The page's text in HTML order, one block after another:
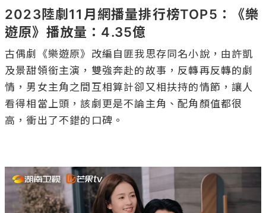
2023陸劇11月網播量排行榜TOP5：《樂
遊原》播放量：4.35億
古偶劇《樂遊原》改編自匪我思存同名小說，由許凱
及景甜領銜主演，雙強奔赴的故事，反轉再反轉的劇
情，男女主角之間互相算計卻又相扶持的情節，讓人
看得相當上頭，該劇更是不論主角、配角顏值都很
高，衝出了不錯的口碑。